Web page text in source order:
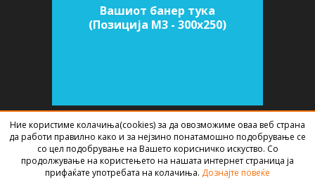
Вашиот банер тука
(Позиција M3 - 300х250)
СОФТВЕР ЗА АГЕНЦИИ ЗА НЕДВИЖНИНИ ИЗРАБОТЕН ОД
BEST NET
STUDIO2026
Ние користиме колачиња(cookies) за да овозможиме оваа веб страна
да работи правилно како и за нејзино понатамошно подобрување се
со цел подобрување на Вашето корисничко искуство. Со
продолжување на користењето на нашата интернет страница ја
прифаќате употребата на колачиња. Дознајте повеќе